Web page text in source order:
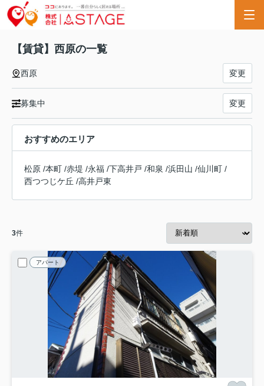
【賃貸】西原の一覧
西原 変更
募集中 変更
おすすめのエリア
松原 /本町 /赤堤 /永福 /下高井戸 /和泉 /浜田山 /仙川町 /
西つつじケ丘 /高井戸東
3件
アパート